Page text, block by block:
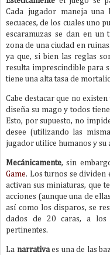
Cada jugador maneja
secuaces, de los cuales uno
escaramuzas se dan en un
zona de una ciudad en
ya que, si bien las reglas
resulta imprescindible para
tiene una alta tasa de
Cabe destacar que no
diseña su mago y todos
Esto, por supuesto, no
desee (utilizando las
jugador utilice humanos y
Mecánicamente, sin
Game. Los turnos se dividen
activan sus miniaturas, que
acciones (aunque una de
así como los disparos, se
dados de 20 caras, a los
pertinentes.
La narrativaes una de las